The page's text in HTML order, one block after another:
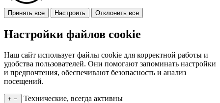
Принять все Настроить Отклонить все
Настройки файлов cookie
Наш сайт использует файлы cookie для корректной работы и
удобства пользователей. Они помогают запоминать настройки
и предпочтения, обеспечивают безопасность и анализ
посещений.
+ − Технические, всегда активны